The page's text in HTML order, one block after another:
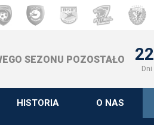
SEZONU POZOSTAŁO 22
Dni
HISTORIA O NAS